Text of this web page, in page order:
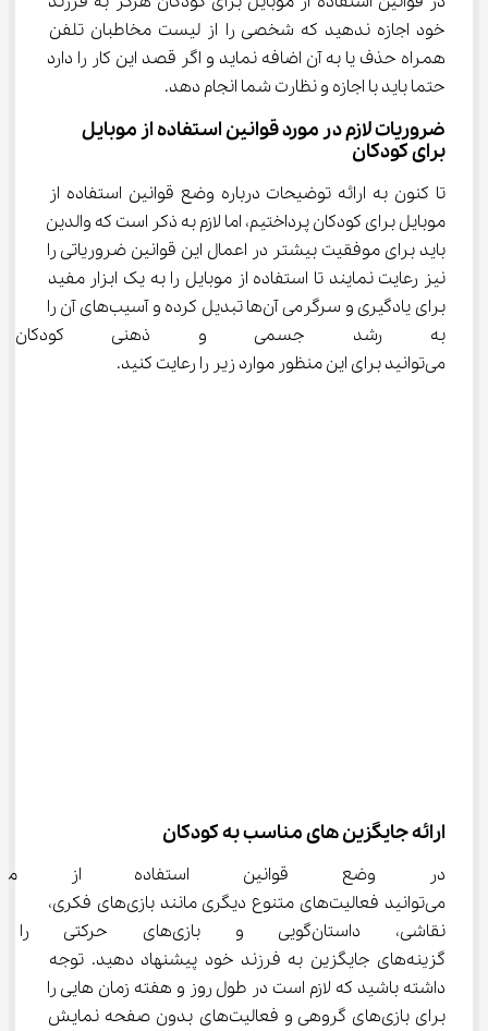
خود اجازه ندهید که شخصی را از لیست مخاطبان تلفن
همراه حذف یا به آن اضافه نماید و اگر قصد این کار را دارد
حتما باید با اجازه و نظارت شما انجام دهد.
ضروریات لازم در مورد قوانین استفاده از موبایل
برای کودکان
تا کنون به ارائه توضیحات درباره وضع قوانین استفاده از
موبایل برای کودکان پرداختیم، اما لازم به ذکر است که والدین
باید برای موفقیت بیشتر در اعمال این قوانین ضروریاتی را
نیز رعایت نمایند تا استفاده از موبایل را به یک ابزار مفید
برای یادگیری و سرگرمی آن‌ها تبدیل کرده و آسیب‌های آن را
به رشد جسمی و ذهنی کودکان
می‌توانید برای این منظور موارد زیر را رعایت کنید.
ارائه جایگزین های مناسب به کودکان
در وضع قوانین استفاده از
می‌توانید فعالیت‌های متنوع دیگری مانند بازی‌های فکری،
نقاشی، داستان‌گویی و
گزینه‌های جایگزین به فرزند خود پیشنهاد دهید. توجه
داشته باشید که لازم است در طول روز و هفته زمان‌ هایی را
برای بازی‌های گروهی و فعالیت‌های بدون صفحه نمایش